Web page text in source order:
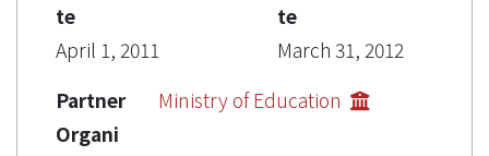
te
April 1, 2011
te
March 31, 2012
Partner
Organi
Ministry of Education